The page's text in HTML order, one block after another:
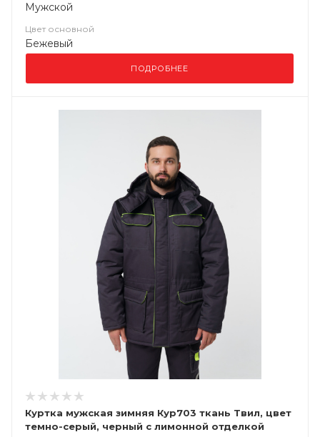
Мужской
Цвет основной
Бежевый
ПОДРОБНЕЕ
Куртка мужская зимняя Кур703 ткань Твил, цвет
темно-серый, черный с лимонной отделкой